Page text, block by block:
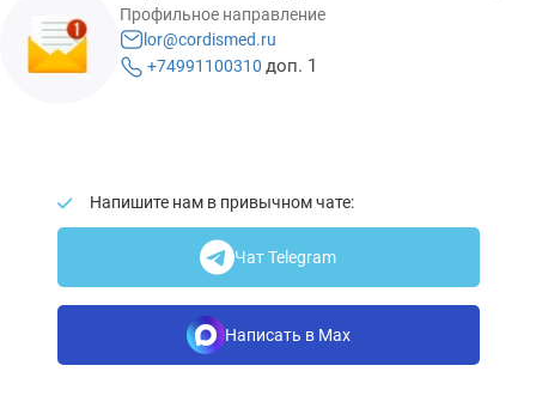
Профильное направление
lor@cordismed.ru
+74991100310 доп. 1
Напишите нам в привычном чате:
Чат Telegram
Написать в Max